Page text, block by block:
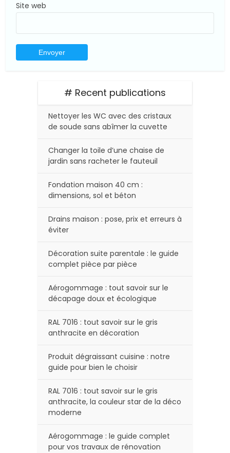
Site web
# Recent publications
Nettoyer les WC avec des cristaux
de soude sans abîmer la cuvette
Changer la toile d’une chaise de
jardin sans racheter le fauteuil
Fondation maison 40 cm :
dimensions, sol et béton
Drains maison : pose, prix et erreurs à
éviter
Décoration suite parentale : le guide
complet pièce par pièce
Aérogommage : tout savoir sur le
décapage doux et écologique
RAL 7016 : tout savoir sur le gris
anthracite en décoration
Produit dégraissant cuisine : notre
guide pour bien le choisir
RAL 7016 : tout savoir sur le gris
anthracite, la couleur star de la déco
moderne
Aérogommage : le guide complet
pour vos travaux de rénovation